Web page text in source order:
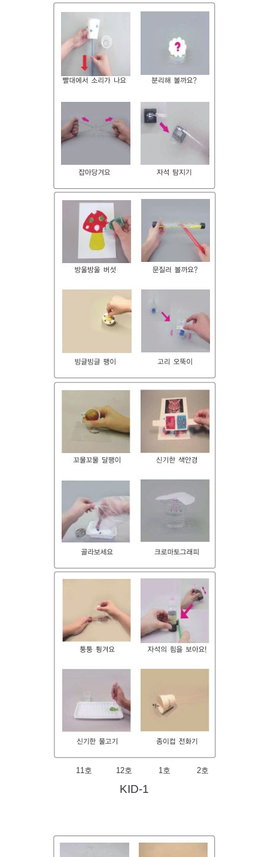
11호 12호 1호 2호
KID-1